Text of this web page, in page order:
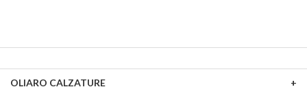
OLIARO CALZATURE